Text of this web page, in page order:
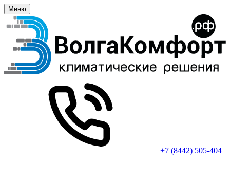
Меню
+7 (8442) 505-404